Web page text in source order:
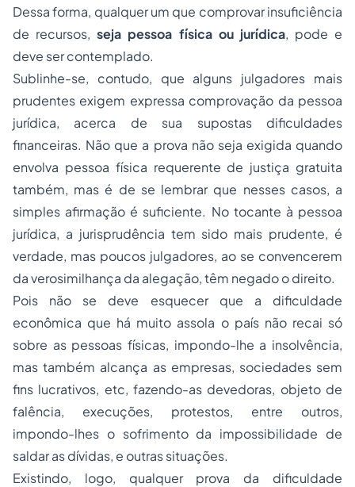
Dessa forma, qualquer um que comprovar insuficiência
de recursos,seja pessoa física ou jurídica, pode e
deve ser contemplado.
Sublinhe-se, contudo, que alguns julgadores mais
prudentes exigem expressa comprovação da pessoa
jurídica, acerca de sua supostas dificuldades
financeiras. Não que a prova não seja exigida quando
envolva pessoa física requerente de justiça gratuita
também, mas é de se lembrar que nesses casos, a
simples afirmação é suficiente. No tocante à pessoa
jurídica, a jurisprudência tem sido mais prudente, é
verdade, mas poucos julgadores, ao se convencerem
da verosimilhança da alegação, têm negado o direito.
Pois não se deve esquecer que a dificuldade
econômica que há muito assola o país não recai só
sobre as pessoas físicas, impondo-lhe a insolvência,
mas também alcança as empresas, sociedadessem
fins lucrativos, etc, fazendo-as devedoras, objeto de
falência, execuções, protestos, entre outros,
impondo-lhes o sofrimento da impossibilidade de
saldar as dívidas, e outras situações.
Existindo, logo, qualquer prova da dificuldade